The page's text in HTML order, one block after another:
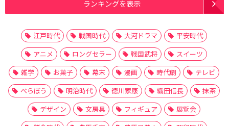
ランキングを表示
江戸時代 戦国時代 大河ドラマ
平安時代
アニメ
ロングセラー 戦国武将
スイーツ
雑学
お菓子 幕末 漫画 時代劇
テレビ
べらぼう
明治時代 徳川家康 織田信長
抹茶
デザイン
文房具 フィギュア
展覧会